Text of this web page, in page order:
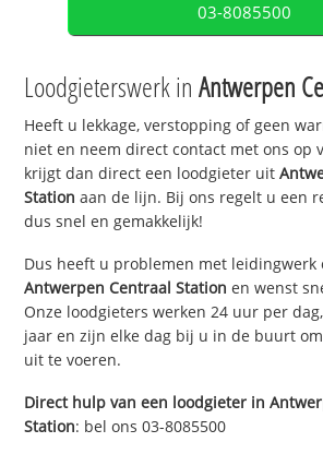
03-8085500
Loodgieterswerk inAntwerpen
Heeft u lekkage, verstopping of geen
niet en neem direct contact met ons op
krijgt dan direct een loodgieter uit
Station aan de lijn. Bij ons regelt u een
dus snel en gemakkelijk!
Dus heeft u problemen met leidingwerk
Antwerpen Centraal Station en wenst
Onze loodgieters werken 24 uur per
jaar en zijn elke dag bij u in de buurt
uit te voeren.
Direct hulp van een loodgieter in
Station: bel ons 03-8085500